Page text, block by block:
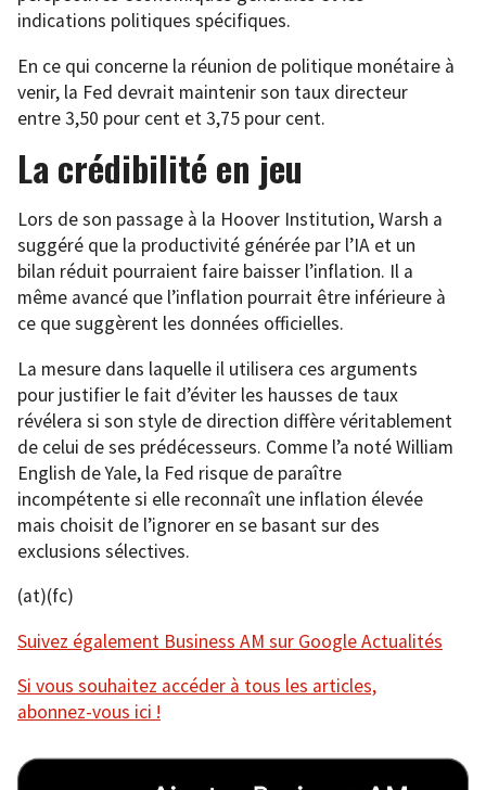
indications politiques spécifiques.
En ce qui concerne la réunion de politique monétaire à
venir, la Fed devrait maintenir son taux directeur
entre 3,50 pour cent et 3,75 pour cent.
La crédibilité en jeu
Lors de son passage à la Hoover Institution, Warsh a
suggéré que la productivité générée par l’IA et un
bilan réduit pourraient faire baisser l’inflation. Il a
même avancé que l’inflation pourrait être inférieure à
ce que suggèrent les données officielles.
La mesure dans laquelle il utilisera ces arguments
pour justifier le fait d’éviter les hausses de taux
révélera si son style de direction diffère véritablement
de celui de ses prédécesseurs. Comme l’a noté William
English de Yale, la Fed risque de paraître
incompétente si elle reconnaît une inflation élevée
mais choisit de l’ignorer en se basant sur des
exclusions sélectives.
(at)(fc)
Suivez également Business AM sur Google Actualités
Si vous souhaitez accéder à tous les articles,
abonnez-vous ici !